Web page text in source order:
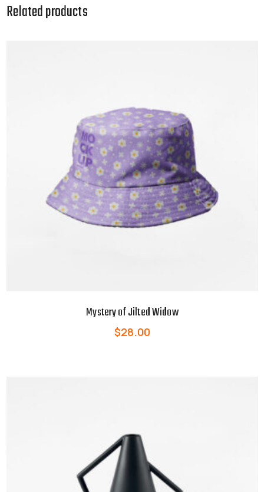
Related products
Mystery of Jilted Widow
$28.00